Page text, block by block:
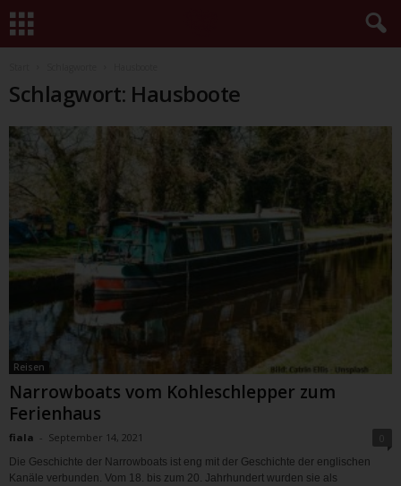
Schlagwort: Hausboote
Reisen
Narrowboats vom Kohleschlepper zum
Ferienhaus
fiala - September 14, 2021
Die Geschichte der Narrowboats ist eng mit der Geschichte der englischen
Kanäle verbunden. Vom 18. bis zum 20. Jahrhundert wurden sie als